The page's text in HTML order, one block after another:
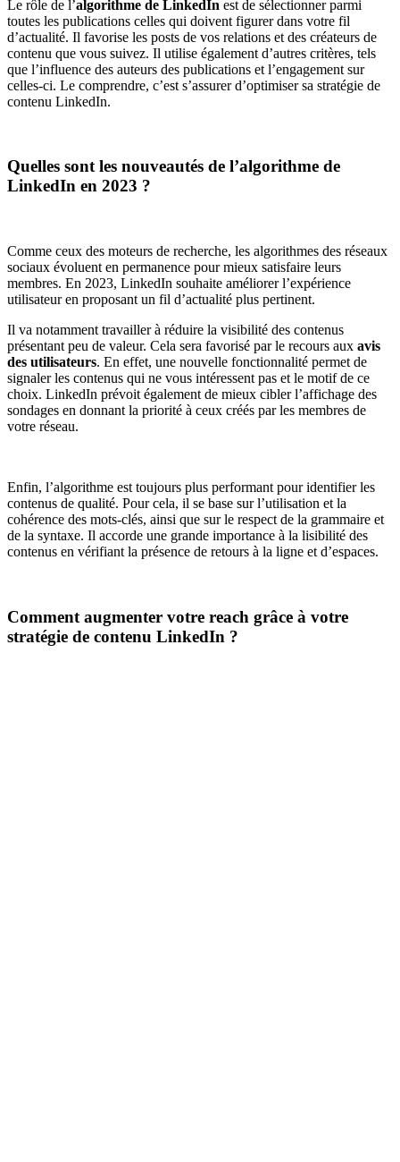
Le rôle de l’algorithme de LinkedIn est de sélectionner parmi
toutes les publications celles qui doivent figurer dans votre fil
d’actualité. Il favorise les posts de vos relations et des créateurs de
contenu que vous suivez. Il utilise également d’autres critères, tels
que l’influence des auteurs des publications et l’engagement sur
celles-ci. Le comprendre, c’est s’assurer d’optimiser sa stratégie de
contenu LinkedIn.
Quelles sont les nouveautés de l’algorithme de
LinkedIn en 2023 ?
Comme ceux des moteurs de recherche, les algorithmes des réseaux
sociaux évoluent en permanence pour mieux satisfaire leurs
membres. En 2023, LinkedIn souhaite améliorer l’expérience
utilisateur en proposant un fil d’actualité plus pertinent.
Il va notamment travailler à réduire la visibilité des contenus
présentant peu de valeur. Cela sera favorisé par le recours aux avis
des utilisateurs. En effet, une nouvelle fonctionnalité permet de
signaler les contenus qui ne vous intéressent pas et le motif de ce
choix. LinkedIn prévoit également de mieux cibler l’affichage des
sondages en donnant la priorité à ceux créés par les membres de
votre réseau.
Enfin, l’algorithme est toujours plus performant pour identifier les
contenus de qualité. Pour cela, il se base sur l’utilisation et la
cohérence des mots-clés, ainsi que sur le respect de la grammaire et
de la syntaxe. Il accorde une grande importance à la lisibilité des
contenus en vérifiant la présence de retours à la ligne et d’espaces.
Comment augmenter votre reach grâce à votre
stratégie de contenu LinkedIn ?